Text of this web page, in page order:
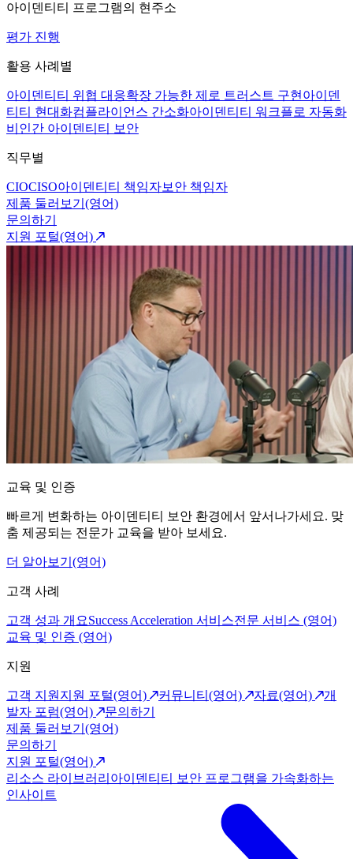
아이덴티티 프로그램의 현주소
평가 진행
활용 사례별
아이덴티티 위협 대응확장 가능한 제로 트러스트 구현 아이덴
티티 현대화컴플라이언스 간소화아이덴티티 워크플로 자동화
비인간 아이덴티티 보안
직무별
CIOCISO아이덴티티 책임자보안 책임자
제품 둘러보기(영어)
문의하기
지원 포털(영어)
교육 및 인증
빠르게 변화하는 아이덴티티 보안 환경에서 앞서나가세요. 맞
춤 제공되는 전문가 교육을 받아 보세요.
더 알아보기(영어)
고객 사례
고객 성과 개요Success Acceleration 서비스전문 서비스 (영어)
교육 및 인증 (영어)
지원
고객 지원 지원 포털(영어) 커뮤니티(영어) 자료(영어)
개
발자 포럼(영어)
문의하기
제품 둘러보기(영어)
문의하기
지원 포털(영어)
리소스 라이브러리 아이덴티티 보안 프로그램을 가속화하는
인사이트